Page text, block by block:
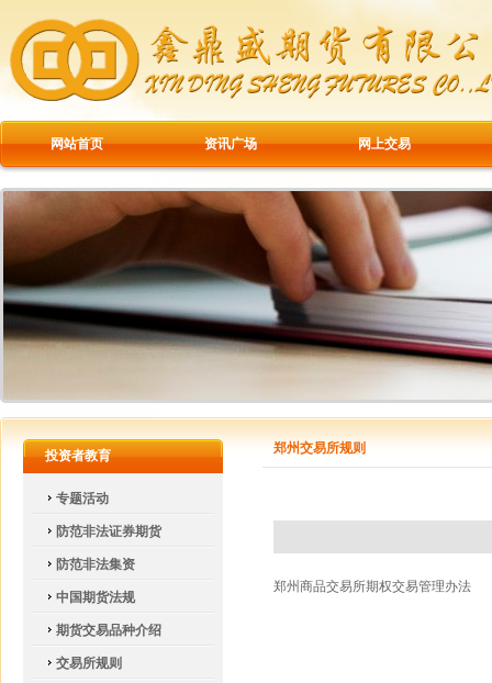
网站首页 资讯广场 网上交易
投资者教育
专题活动
防范非法证券期货
防范非法集资
中国期货法规
期货交易品种介绍
交易所规则
郑州交易所规则
郑州商品交易所期权交易管理办法